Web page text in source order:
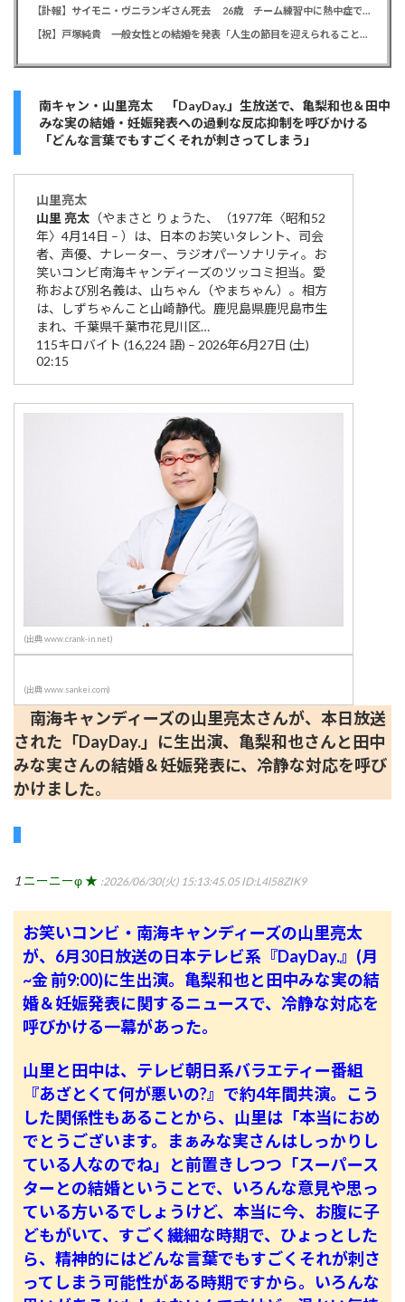
【訃報】サイモニ・ヴニランギさん死去 26歳 チーム練習中に熱中症で搬送 ラグビー・九州電力キューデンヴォルテクス選手
【祝】戸塚純貴 一般女性との結婚を発表「人生の節目を迎えられること、心より感謝しております」
南キャン・山里亮太 「DayDay.」生放送で、亀梨和也＆田中
みな実の結婚・妊娠発表への過剰な反応抑制を呼びかける
「どんな言葉でもすごくそれが刺さってしまう」
山里亮太
山里 亮太 （やまさと りょうた、（1977年〈昭和52
年〉4月14日 – ）は、日本のお笑いタレント、司会
者、声優、ナレーター、ラジオパーソナリティ。お
笑いコンビ南海キャンディーズのツッコミ担当。愛
称および別名義は、山ちゃん（やまちゃん）。相方
は、しずちゃんこと山崎静代。鹿児島県鹿児島市生
まれ、千葉県千葉市花見川区…
115キロバイト (16,224 語) – 2026年6月27日 (土)
02:15
(出典 www.crank-in.net)
(出典 www.sankei.com)
南海キャンディーズの山里亮太さんが、本日放送
された「DayDay.」に生出演、亀梨和也さんと田中
みな実さんの結婚＆妊娠発表に、冷静な対応を呼び
かけました。
1 ニーニーφ ★ :2026/06/30(火) 15:13:45.05ID:L4l58ZIK9
お笑いコンビ・南海キャンディーズの山里亮太
が、6月30日放送の日本テレビ系『DayDay.』(月
~金 前9:00)に生出演。亀梨和也と田中みな実の結
婚＆妊娠発表に関するニュースで、冷静な対応を
呼びかける一幕があった。
山里と田中は、テレビ朝日系バラエティー番組
『あざとくて何が悪いの?』で約4年間共演。こう
した関係性もあることから、山里は「本当におめ
でとうございます。まぁみな実さんはしっかりし
ている人なのでね」と前置きしつつ「スーパース
ターとの結婚ということで、いろんな意見や思っ
ている方いるでしょうけど、本当に今、お腹に子
どもがいて、すごく繊細な時期で、ひょっとした
ら、精神的にはどんな言葉でもすごくそれが刺さ
ってしまう可能性がある時期ですから。いろんな